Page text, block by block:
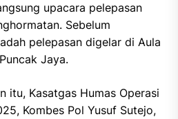
upacara pelepasan
Sebelum
pelepasan digelar di Aula
Jaya.
itu, Kasatgas Humas Operasi
Kombes Pol Yusuf Sutejo,